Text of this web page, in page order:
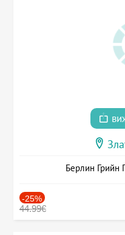
Берлин Грийн
-25%
44.99€